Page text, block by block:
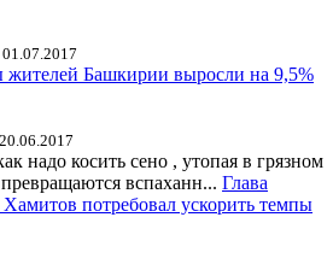
01.07.2017
жителей Башкирии выросли на 9,5%
20.06.2017
надо косить сено , утопая в грязном
вспаханн... Глава
потребовал ускорить темпы